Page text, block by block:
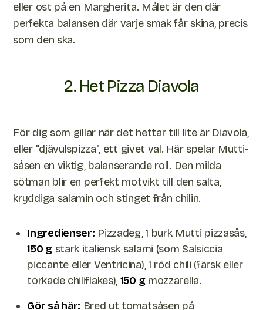
eller ost på en Margherita. Målet är den där
perfekta balansen där varje smak får skina, precis
som den ska.
2. Het Pizza Diavola
För dig som gillar när det hettar till lite är Diavola,
eller "djävulspizza", ett givet val. Här spelar Mutti-
såsen en viktig, balanserande roll. Den milda
sötman blir en perfekt motvikt till den salta,
kryddiga salamin och stinget från chilin.
Ingredienser: Pizzadeg, 1 burk Mutti pizzasås,
150 gstark italiensk salami (som Salsiccia
piccante eller Ventricina), 1 röd chili (färsk eller
torkade chiliflakes), 150 gmozzarella.
Gör så här: Bred ut tomatsåsen på